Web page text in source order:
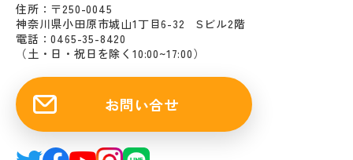
住所：〒250-0045
神奈川県小田原市城山1丁目6-32 Sビル2階
電話：0465-35-8420
（土・日・祝日を除く10:00~17:00）
お問い合せ